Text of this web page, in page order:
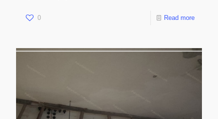
0 Read more